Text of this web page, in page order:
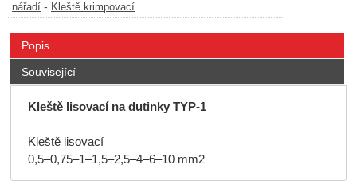
nářadí - Kleště krimpovací
Popis
Související
Kleště lisovací na dutinky TYP-1
Kleště lisovací
0,5–0,75–1–1,5–2,5–4–6–10 mm2